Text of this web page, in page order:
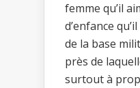
femme qu’il
d’enfance
de la base
près de
surtout à